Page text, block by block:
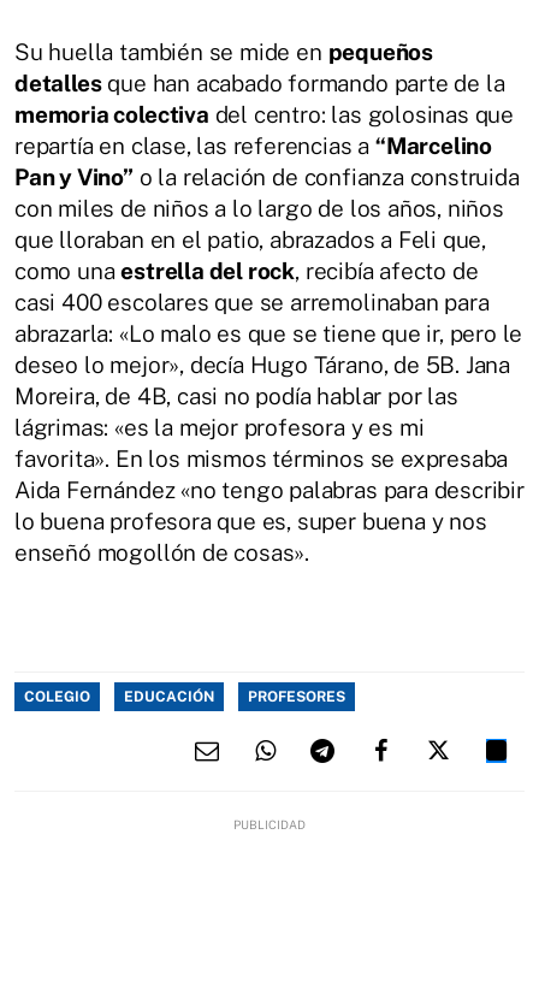
Su huella también se mide en pequeños
detallesque han acabado formando parte de la
memoria colectiva del centro: las golosinas que
repartía en clase, las referencias a “Marcelino
Pan y Vino” o la relación de confianza construida
con miles de niños a lo largo de los años, niños
que lloraban en el patio, abrazados a Feli que,
como unaestrella del rock, recibía afecto de
casi 400 escolares que se arremolinaban para
abrazarla: «Lo malo es que se tiene que ir, pero le
deseo lo mejor», decía Hugo Tárano, de 5B. Jana
Moreira, de 4B, casi no podía hablar por las
lágrimas: «es la mejor profesora y es mi
favorita». En los mismos términos se expresaba
Aida Fernández «no tengo palabras para describir
lo buena profesora que es, super buena y nos
enseñó mogollón de cosas».
COLEGIO EDUCACIÓN PROFESORES